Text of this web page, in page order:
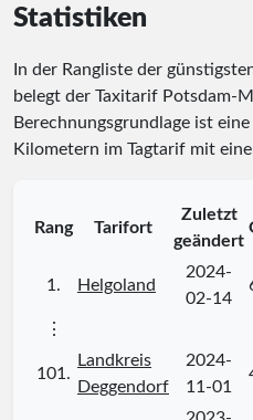
Statistiken
In der Rangliste der
belegt der Taxitarif Potsdam-
Berechnungsgrundlage ist
Kilometern im Tagtarif mit
Rang Tarifort
Zuletzt
geändert
1. Helgoland
2024-
02-14
⋮
101.
Landkreis
Deggendorf
2024-
11-01